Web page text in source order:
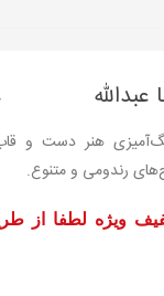
سفال سایز 20×20 با رنگ‌آمیزی هنر
رندومی و متنوع.
ویژه لطفا از